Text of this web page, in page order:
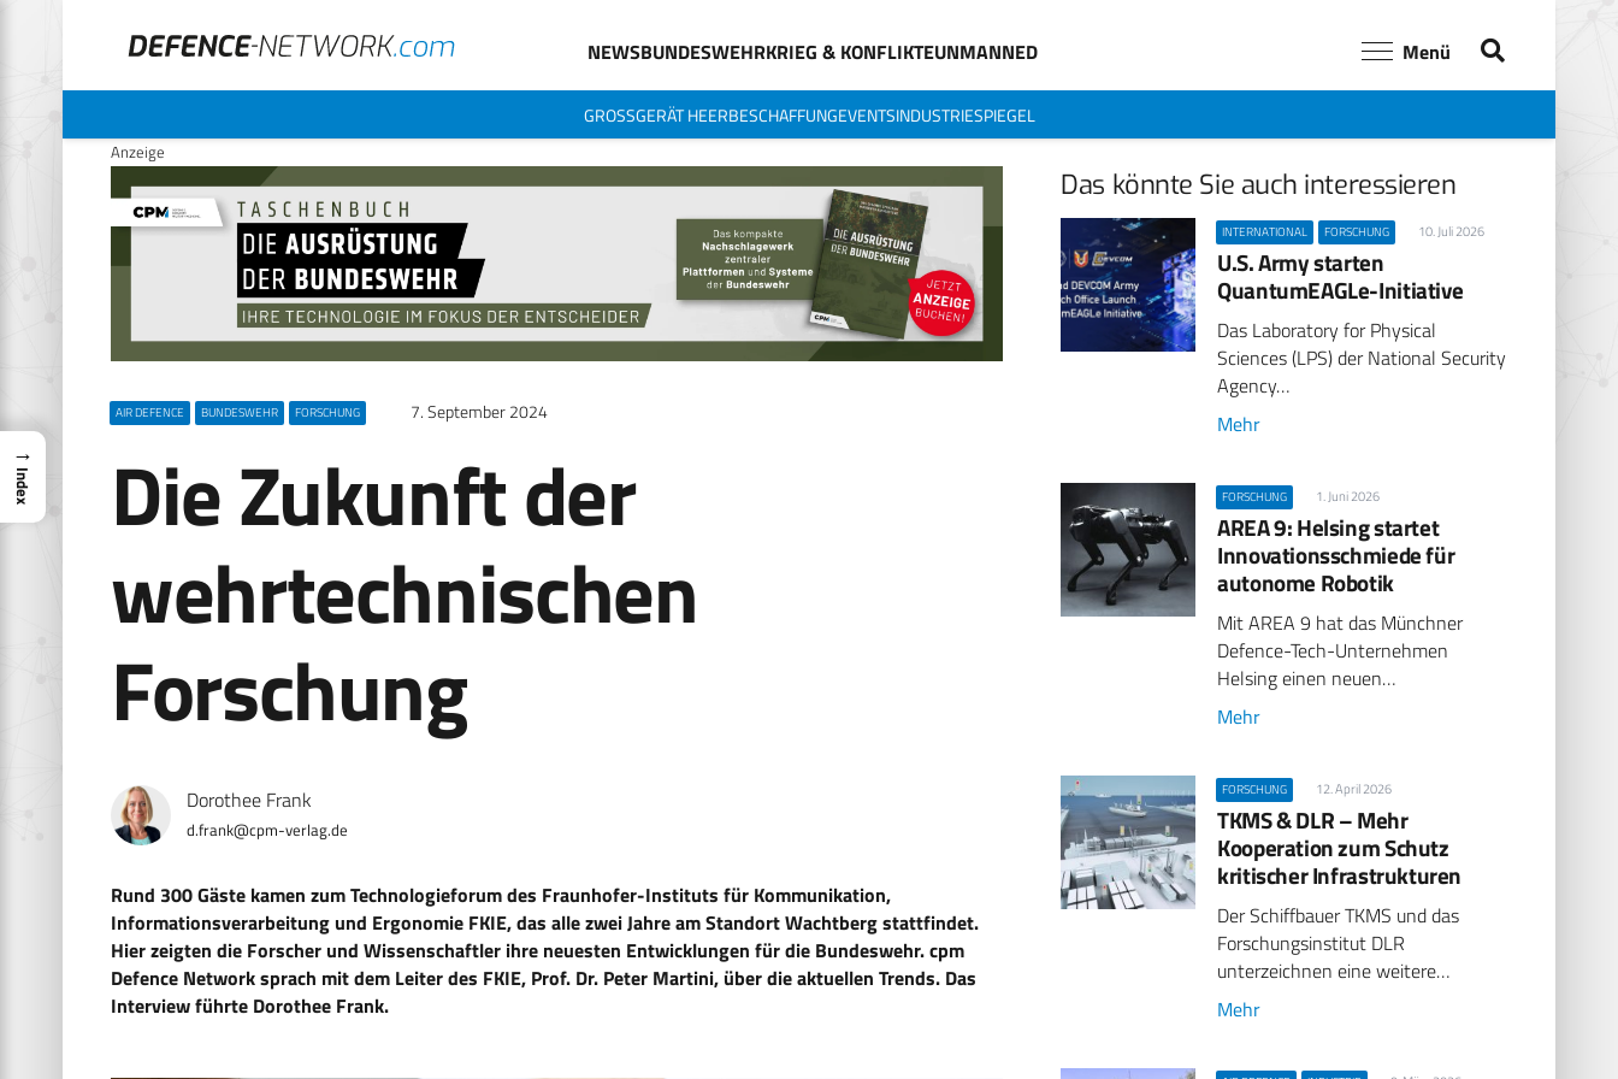
NEWSBUNDESWEHRKRIEG & KONFLIKTEUNMANNED Menü
GROSSGERÄT HEERBESCHAFFUNGEVENTSINDUSTRIESPIEGEL
Anzeige
AIR DEFENCE BUNDESWEHR FORSCHUNG 7. September 2024
Die Zukunft der
wehrtechnischen
Forschung
Dorothee Frank
d.frank@cpm-verlag.de
Rund 300 Gäste kamen zum Technologieforum des Fraunhofer-Instituts für Kommunikation,
Informationsverarbeitung und Ergonomie FKIE, das alle zwei Jahre am Standort Wachtberg stattfindet.
Hier zeigten die Forscher und Wissenschaftler ihre neuesten Entwicklungen für die Bundeswehr. cpm
Defence Network sprach mit dem Leiter des FKIE, Prof. Dr. Peter Martini, über die aktuellen Trends. Das
Interview führte Dorothee Frank.
Das könnte Sie auch interessieren
INTERNATIONAL FORSCHUNG 10. Juli 2026
U.S. Army starten
QuantumEAGLe-Initiative
Das Laboratory for Physical
Sciences (LPS) der National Security
Agency…
Mehr
FORSCHUNG 1. Juni 2026
AREA 9: Helsing startet
Innovationsschmiede für
autonome Robotik
Mit AREA 9 hat das Münchner
Defence-Tech-Unternehmen
Helsing einen neuen…
Mehr
FORSCHUNG 12. April 2026
TKMS & DLR – Mehr
Kooperation zum Schutz
kritischer Infrastrukturen
Der Schiffbauer TKMS und das
Forschungsinstitut DLR
unterzeichnen eine weitere…
Mehr
→
Index